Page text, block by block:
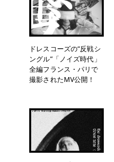
ドレスコーズの“反戦シ
ングル”「ノイズ時代」
全編フランス・パリで
撮影されたMV公開！